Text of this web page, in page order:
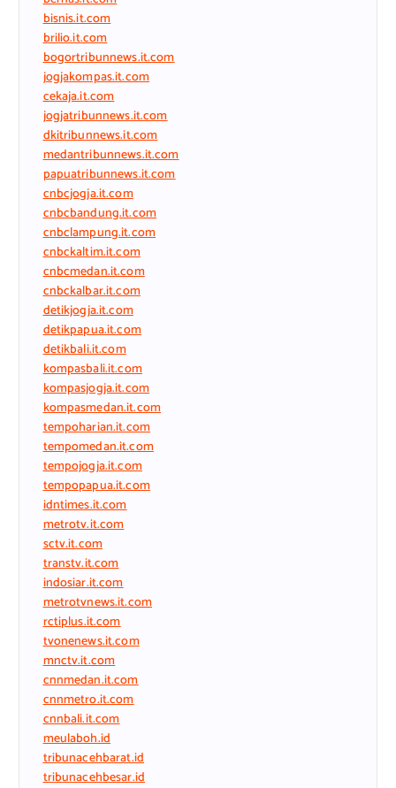
bisnis.it.com
brilio.it.com
bogortribunnews.it.com
jogjakompas.it.com
cekaja.it.com
jogjatribunnews.it.com
dkitribunnews.it.com
medantribunnews.it.com
papuatribunnews.it.com
cnbcjogja.it.com
cnbcbandung.it.com
cnbclampung.it.com
cnbckaltim.it.com
cnbcmedan.it.com
cnbckalbar.it.com
detikjogja.it.com
detikpapua.it.com
detikbali.it.com
kompasbali.it.com
kompasjogja.it.com
kompasmedan.it.com
tempoharian.it.com
tempomedan.it.com
tempojogja.it.com
tempopapua.it.com
idntimes.it.com
metrotv.it.com
sctv.it.com
transtv.it.com
indosiar.it.com
metrotvnews.it.com
rctiplus.it.com
tvonenews.it.com
mnctv.it.com
cnnmedan.it.com
cnnmetro.it.com
cnnbali.it.com
meulaboh.id
tribunacehbarat.id
tribunacehbesar.id